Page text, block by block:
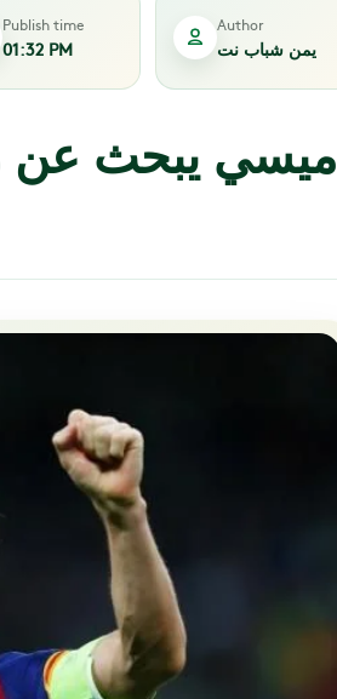
Publish time
01:32 PM
Author
يمن شباب نت
ميسي يبحث عن